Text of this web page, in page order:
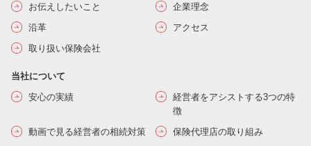
お伝えしたいこと
企業理念
沿革
アクセス
取り扱い保険会社
当社について
安心の実績
経営者をアシストする3つの特
徴
動画で見る経営者の相続対策
保険代理店の取り組み